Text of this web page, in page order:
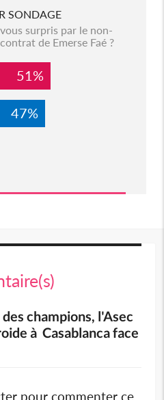
SONDAGE
surpris par le non-
de Emerse Faé ?
51%
47%
champions, l'Asec
à Casablanca face
pour commenter ce